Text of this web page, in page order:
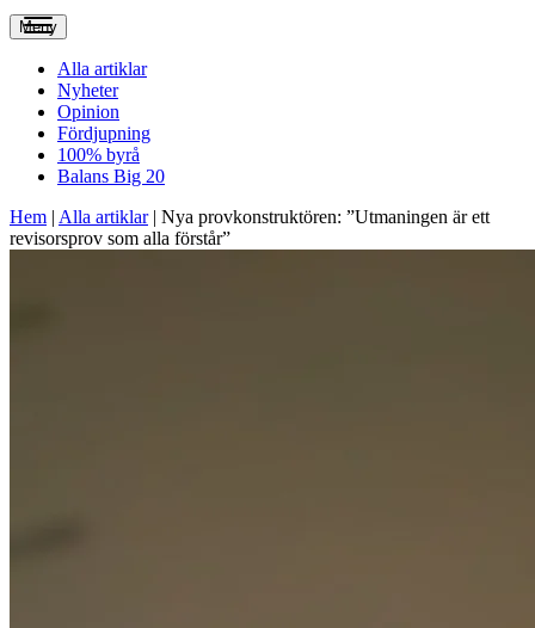
Meny
Alla artiklar
Nyheter
Opinion
Fördjupning
100% byrå
Balans Big 20
Hem | Alla artiklar| Nya provkonstruktören: ”Utmaningen är ett
revisorsprov som alla förstår”